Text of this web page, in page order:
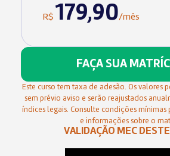
R$ 179,90/mês
FAÇA SUA
Este curso tem taxa de adesão. Os valores
sem prévio aviso e serão reajustados
índices legais. Consulte condições mínimas
e informações sobre o
VALIDAÇÃO MEC